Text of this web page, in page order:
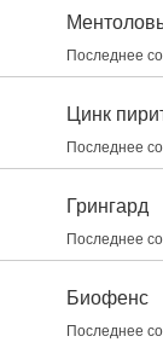
Последнее
Цинк
Последнее
Грингард
Последнее
Биофенс
Последнее